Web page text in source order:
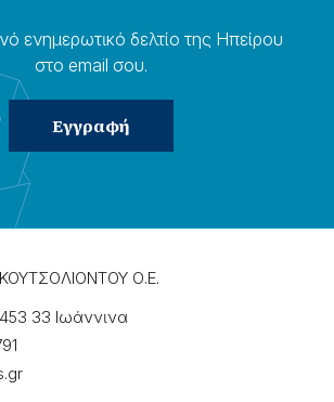
ενημερωτɩκό δελτίο της Ηπείρου
στο email σου.
ΚΟΥΤΣΟΛΙΟΝΤΟΥ Ο.Ε.
33 Ιωάννɩνα